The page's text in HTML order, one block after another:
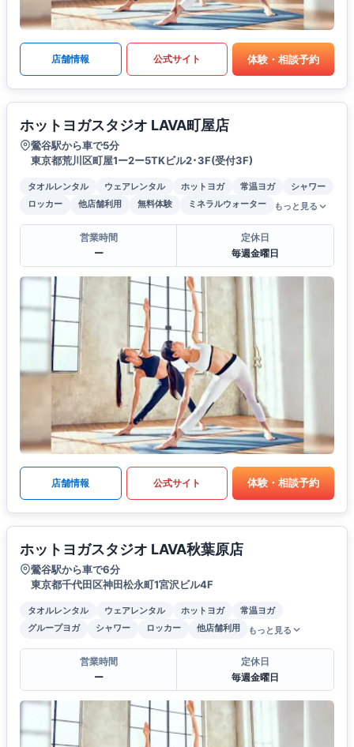
店舗情報 公式サイト 体験・相談予約
ホットヨガスタジオ LAVA町屋店
鶯谷駅から車で5分
東京都荒川区町屋1ー2ー5TKビル2･3F(受付3F)
タオルレンタル ウェアレンタル ホットヨガ 常温ヨガ
シャワー
ロッカー
他店舗利用 無料体験 ミネラルウォーター もっと見る
営業時間
ー
定休日
毎週金曜日
店舗情報 公式サイト 体験・相談予約
ホットヨガスタジオ LAVA秋葉原店
鶯谷駅から車で6分
東京都千代田区神田松永町1宮沢ビル4F
タオルレンタル ウェアレンタル ホットヨガ
常温ヨガ
グループヨガ
シャワー ロッカー 他店舗利用 もっと見る
営業時間
ー
定休日
毎週金曜日